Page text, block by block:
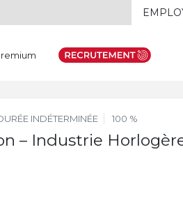
INDÉTERMINÉE 100 %
– Industrie